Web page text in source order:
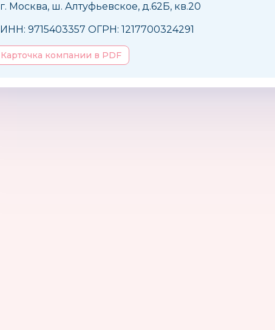
г. Москва, ш. Алтуфьевское, д.62Б, кв.20
ИНН: 9715403357 ОГРН: 1217700324291
Карточка компании в PDF